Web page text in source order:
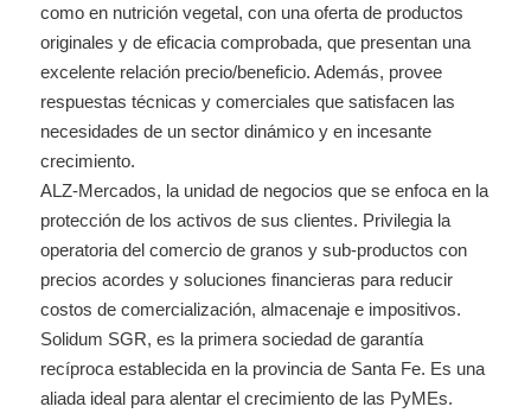
como en nutrición vegetal, con una oferta de productos
originales y de eficacia comprobada, que presentan una
excelente relación precio/beneficio. Además, provee
respuestas técnicas y comerciales que satisfacen las
necesidades de un sector dinámico y en incesante
crecimiento.
ALZ-Mercados, la unidad de negocios que se enfoca en la
protección de los activos de sus clientes. Privilegia la
operatoria del comercio de granos y sub-productos con
precios acordes y soluciones financieras para reducir
costos de comercialización, almacenaje e impositivos.
Solidum SGR, es la primera sociedad de garantía
recíproca establecida en la provincia de Santa Fe. Es una
aliada ideal para alentar el crecimiento de las PyMEs.